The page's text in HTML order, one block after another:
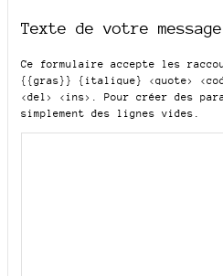
Texte de votre
Ce formulaire accepte les
{{gras}} {italique} <quote>
<del> <ins>
. Pour créer des
simplement des lignes vides.